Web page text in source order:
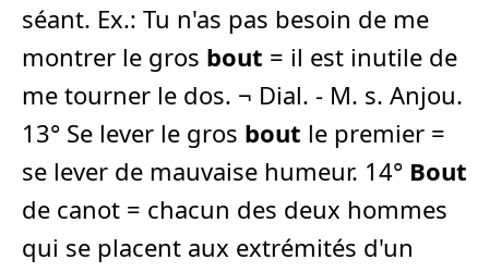
séant. Ex.: Tu n'as pas besoin de me
montrer le gros bout = il est inutile de
me tourner le dos. ¬ Dial. - M. s. Anjou.
13° Se lever le gros bout le premier =
se lever de mauvaise humeur. 14° Bout
de canot = chacun des deux hommes
qui se placent aux extrémités d'un